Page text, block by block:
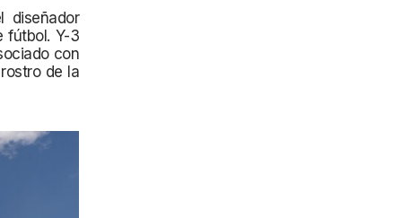
diseñador
fútbol. Y-3
con
de la